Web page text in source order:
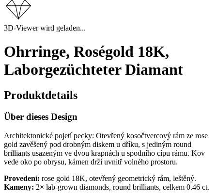
3D-Viewer wird geladen...
Ohrringe, Roségold 18K,
Laborgezüchteter Diamant
Produktdetails
Über dieses Design
Architektonické pojetí pecky: Otevřený kosočtvercový rám ze rose
gold zavěšený pod drobným diskem u dříku, s jediným round
brilliants usazeným ve dvou krapnách u spodního cípu rámu. Kov
vede oko po obrysu, kámen drží uvnitř volného prostoru.
Provedení: rose gold 18K, otevřený geometrický rám, leštěný.
Kameny: 2× lab-grown diamonds, round brilliants, celkem 0.46 ct.